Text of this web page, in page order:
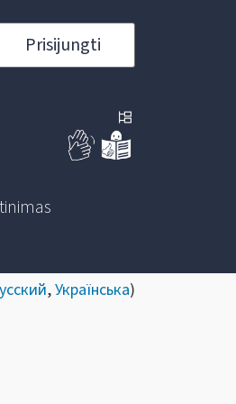
Prisijungti
,Українська)